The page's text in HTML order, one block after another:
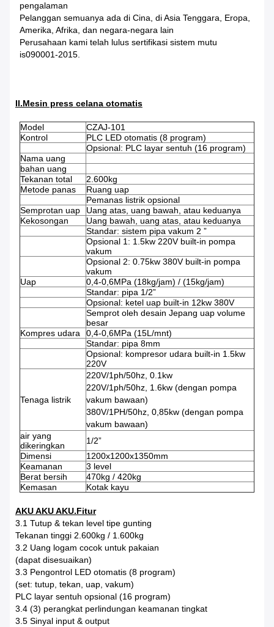
pengalaman
Pelanggan semuanya ada di Cina, di Asia Tenggara, Eropa,
Amerika, Afrika, dan negara-negara lain
Perusahaan kami telah lulus sertifikasi sistem mutu
is090001-2015.
II.Mesin press celana otomatis
Model
CZAJ-101
Kontrol
PLC LED otomatis (8 program)
Opsional: PLC layar sentuh (16 program)
Nama uang
bahan uang
Tekanan total
2.600kg
Metode panas
Ruang uap
Pemanas listrik opsional
Semprotan uap
Uang atas, uang bawah, atau keduanya
Kekosongan
Uang bawah, uang atas, atau keduanya
Standar: sistem pipa vakum 2 ”
Opsional 1: 1.5kw 220V built-in pompa
vakum
Opsional 2: 0.75kw 380V built-in pompa
vakum
Uap
0,4-0,6MPa (18kg/jam) / (15kg/jam)
Standar: pipa 1/2”
Opsional: ketel uap built-in 12kw 380V
Semprot oleh desain Jepang uap volume
besar
Kompres udara
0,4-0,6MPa (15L/mnt)
Standar: pipa 8mm
Opsional: kompresor udara built-in 1.5kw
220V
Tenaga listrik
220V/1ph/50hz, 0.1kw
220V/1ph/50hz, 1.6kw (dengan pompa
vakum bawaan)
380V/1PH/50hz, 0,85kw (dengan pompa
vakum bawaan)
air yang
dikeringkan
1/2”
Dimensi
1200x1200x1350mm
Keamanan
3 level
Berat bersih
470kg / 420kg
Kemasan
Kotak kayu
AKU AKU AKU.Fitur
3.1 Tutup & tekan level tipe gunting
Tekanan tinggi 2.600kg / 1.600kg
3.2 Uang logam cocok untuk pakaian
(dapat disesuaikan)
3.3 Pengontrol LED otomatis (8 program)
(set: tutup, tekan, uap, vakum)
PLC layar sentuh opsional (16 program)
3.4 (3) perangkat perlindungan keamanan tingkat
3.5 Sinyal input & output